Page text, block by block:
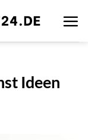
Ideen